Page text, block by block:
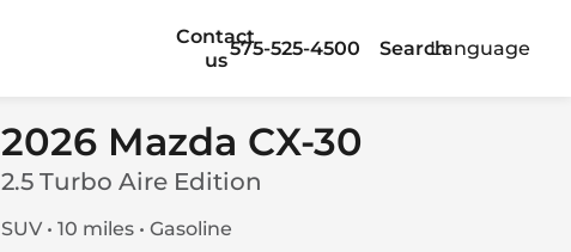
Contact
us
575-525-4500 SearchLanguage
2026 Mazda CX-30
2.5 Turbo Aire Edition
SUV • 10 miles • Gasoline